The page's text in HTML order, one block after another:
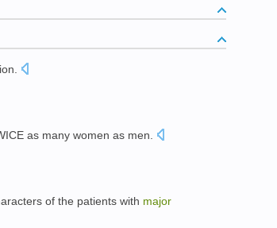
as many women as men
of the patients with major